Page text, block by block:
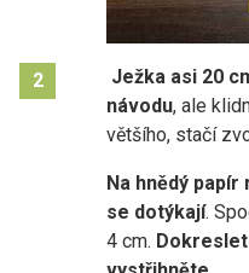
2
Ježka asi 20
návodu, ale
většího, stačí
Na hnědý
se dotýkají.
4 cm.